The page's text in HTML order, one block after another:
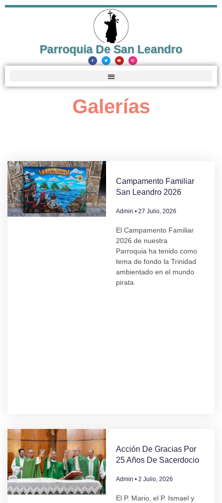
Parroquia De San Leandro
Galerías
Campamento Familiar
San Leandro 2026
Admin 27 Julio, 2026
El Campamento Familiar
2026 de nuestra
Parroquia ha tenido como
tema de fondo la Trinidad
ambientado en el mundo
pirata
Acción De Gracias Por
25 Años De Sacerdocio
Admin 2 Julio, 2026
El P. Mario, el P. Ismael y